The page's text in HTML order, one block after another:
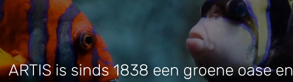
ARTIS is sinds 1838 een groene oase en